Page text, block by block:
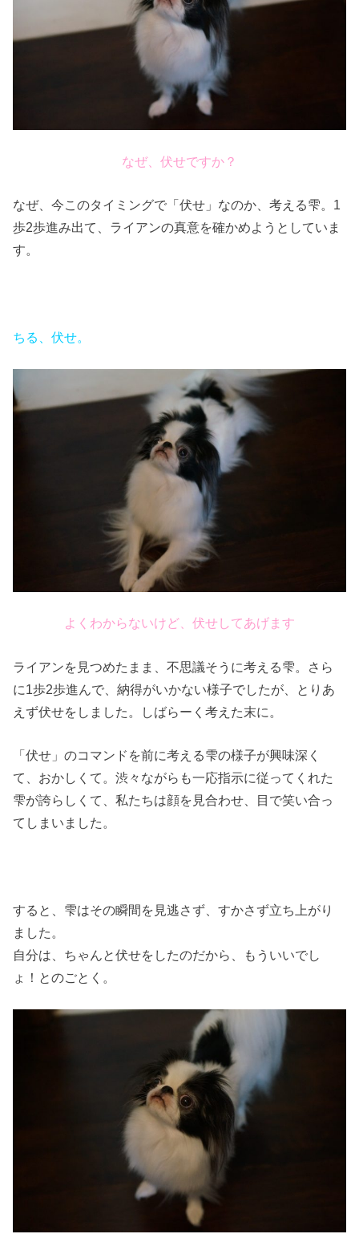
なぜ、伏せですか？
なぜ、今このタイミングで「伏せ」なのか、考える雫。1
歩2歩進み出て、ライアンの真意を確かめようとしていま
す。
ちる、伏せ。
よくわからないけど、伏せしてあげます
ライアンを見つめたまま、不思議そうに考える雫。さら
に1歩2歩進んで、納得がいかない様子でしたが、とりあ
えず伏せをしました。しばらーく考えた末に。
「伏せ」のコマンドを前に考える雫の様子が興味深く
て、おかしくて。渋々ながらも一応指示に従ってくれた
雫が誇らしくて、私たちは顔を見合わせ、目で笑い合っ
てしまいました。
すると、雫はその瞬間を見逃さず、すかさず立ち上がり
ました。
自分は、ちゃんと伏せをしたのだから、もういいでし
ょ！とのごとく。